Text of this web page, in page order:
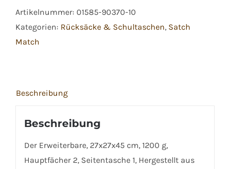
Seismic
Pink
Artikelnummer: 01585-90370-10
Kategorien: Rücksäcke & Schultaschen, Satch
Match
Beschreibung
Beschreibung
Der Erweiterbare, 27x27x45 cm, 1200 g,
Hauptfächer 2, Seitentasche 1, Hergestellt aus